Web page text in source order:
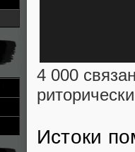
4 000
Истоки